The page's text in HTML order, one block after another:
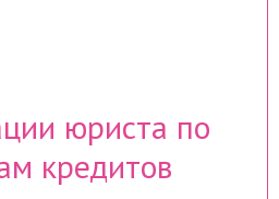
юриста по
кредитов